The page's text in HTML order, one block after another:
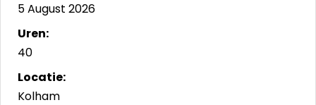
5 August 2026
Uren:
40
Locatie:
Kolham